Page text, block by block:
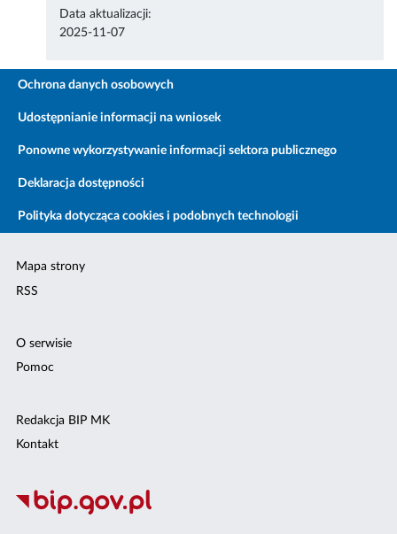
Data aktualizacji:
2025-11-07
Ochrona danych osobowych
Udostępnianie informacji na wniosek
Ponowne wykorzystywanie informacji sektora publicznego
Deklaracja dostępności
Polityka dotycząca cookies i podobnych technologii
Mapa strony
RSS
O serwisie
Pomoc
Redakcja BIP MK
Kontakt